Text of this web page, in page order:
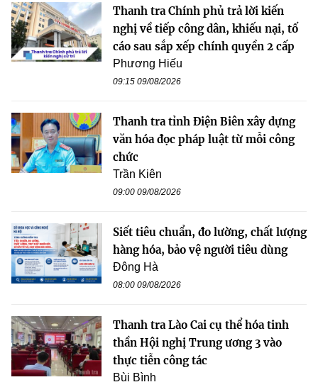
Thanh tra Chính phủ trả lời kiến
nghị về tiếp công dân, khiếu nại, tố
cáo sau sắp xếp chính quyền 2 cấp
Phương Hiếu
09:15 09/08/2026
Thanh tra tỉnh Điện Biên xây dựng
văn hóa đọc pháp luật từ mỗi công
chức
Trần Kiên
09:00 09/08/2026
Siết tiêu chuẩn, đo lường, chất lượng
hàng hóa, bảo vệ người tiêu dùng
Đông Hà
08:00 09/08/2026
Thanh tra Lào Cai cụ thể hóa tinh
thần Hội nghị Trung ương 3 vào
thực tiễn công tác
Bùi Bình